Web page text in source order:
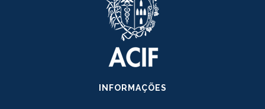
INFORMAÇÕES